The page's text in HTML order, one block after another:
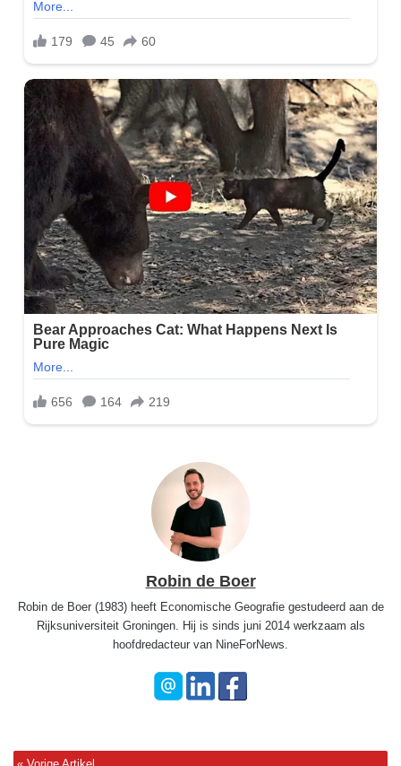
Robin de Boer
Robin de Boer (1983) heeft Economische Geografie gestudeerd aan de
Rijksuniversiteit Groningen. Hij is sinds juni 2014 werkzaam als
hoofdredacteur van NineForNews.